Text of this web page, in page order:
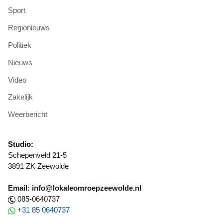
Sport
Regionieuws
Politiek
Nieuws
Video
Zakelijk
Weerbericht
Studio:
Schepenveld 21-5
3891 ZK Zeewolde
Email: info@lokaleomroepzeewolde.nl
085-0640737
+31 85 0640737